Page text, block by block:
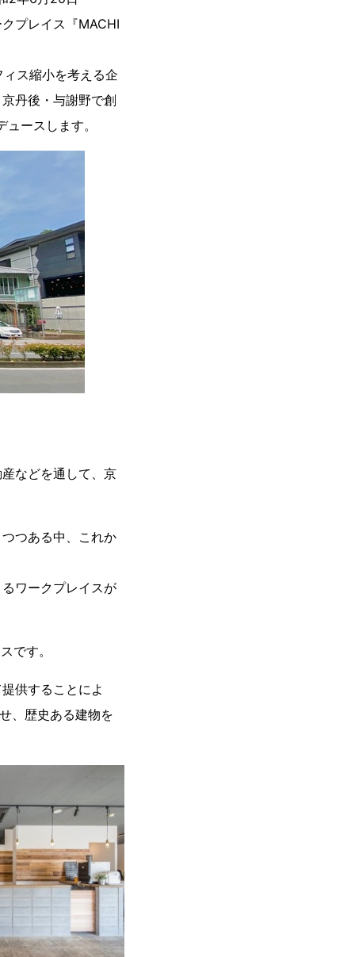
プレイス『MACHI
ス縮小を考える企
丹後・与謝野で創
ースします。
などを通して、京
つある中、これか
ワークプレイスが
です。
供することによ
、歴史ある建物を